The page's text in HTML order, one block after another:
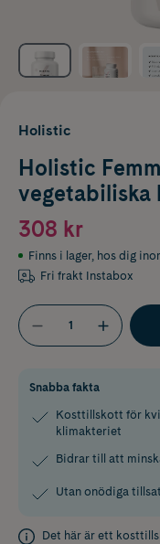
Holistic
Holistic
vegetabiliska
308 kr
Finns i lager, hos dig
Fri frakt Instabox
Snabba fakta
Kosttillskott för
klimakteriet
Bidrar till att
Utan onödiga
Det här är ett